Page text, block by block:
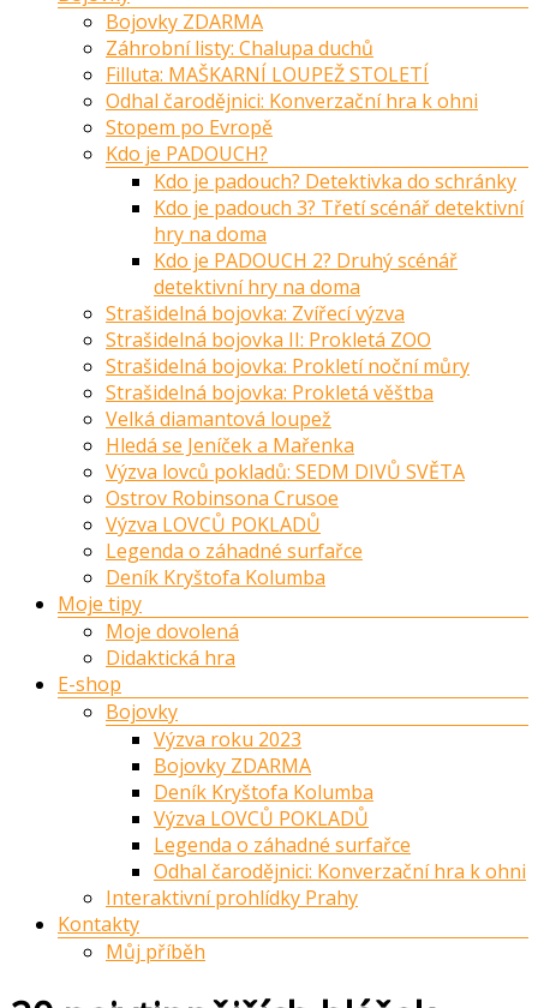
Bojovky ZDARMA
Záhrobní listy: Chalupa duchů
Filluta: MAŠKARNÍ LOUPEŽ STOLETÍ
Odhal čarodějnici: Konverzační hra k ohni
Stopem po Evropě
Kdo je PADOUCH?
Kdo je padouch? Detektivka do schránky
Kdo je padouch 3? Třetí scénář detektivní
hry na doma
Kdo je PADOUCH 2? Druhý scénář
detektivní hry na doma
Strašidelná bojovka: Zvířecí výzva
Strašidelná bojovka II: Prokletá ZOO
Strašidelná bojovka: Prokletí noční můry
Strašidelná bojovka: Prokletá věštba
Velká diamantová loupež
Hledá se Jeníček a Mařenka
Výzva lovců pokladů: SEDM DIVŮ SVĚTA
Ostrov Robinsona Crusoe
Výzva LOVCŮ POKLADŮ
Legenda o záhadné surfařce
Deník Kryštofa Kolumba
Moje tipy
Moje dovolená
Didaktická hra
E-shop
Bojovky
Výzva roku 2023
Bojovky ZDARMA
Deník Kryštofa Kolumba
Výzva LOVCŮ POKLADŮ
Legenda o záhadné surfařce
Odhal čarodějnici: Konverzační hra k ohni
Interaktivní prohlídky Prahy
Kontakty
Můj příběh